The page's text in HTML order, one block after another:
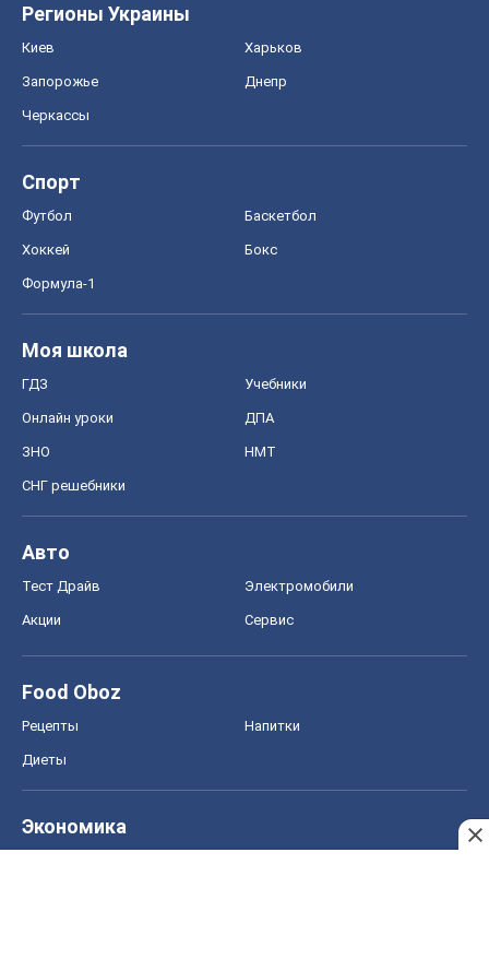
Регионы Украины
Киев Харьков
Запорожье Днепр
Черкассы
Спорт
Футбол Баскетбол
Хоккей Бокс
Формула-1
Моя школа
ГДЗ Учебники
Онлайн уроки ДПА
ЗНО НМТ
СНГ решебники
Авто
Тест Драйв Электромобили
Акции Сервис
Food Oboz
Рецепты Напитки
Диеты
Экономика